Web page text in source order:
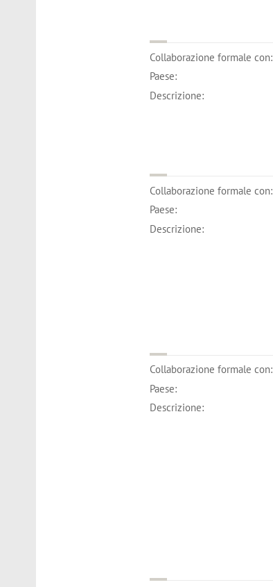
Collaborazione formale con:
Paese:
Descrizione:
Collaborazione formale con:
Paese:
Descrizione:
Collaborazione formale con:
Paese:
Descrizione: